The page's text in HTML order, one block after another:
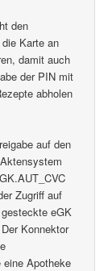
den
Karte an
damit auch
der PIN mit
abholen
auf den
Zugriff auf
eGK
Konnektor
Apotheke